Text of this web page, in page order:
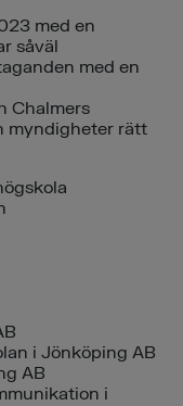
med en
såväl
med en
Chalmers
myndigheter rätt
i Jönköping AB
AB
i